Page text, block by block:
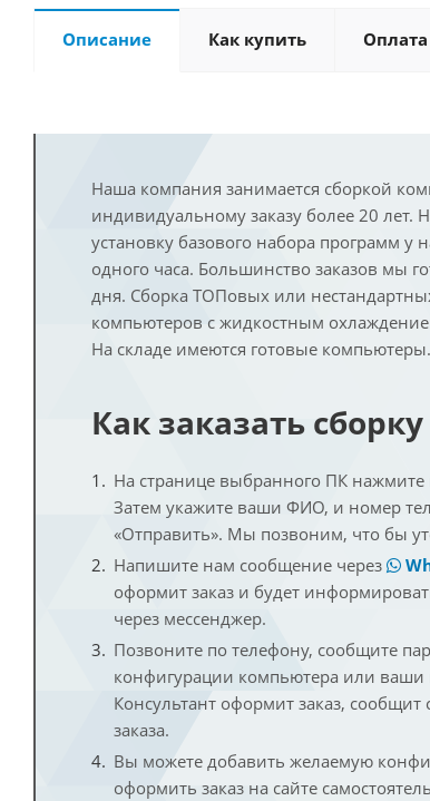
Описание Как купить Оплата
Наша компания занимается сборкой
индивидуальному заказу более 20 лет.
установку базового набора программ у
одного часа. Большинство заказов мы
дня. Сборка ТОПовых или
компьютеров с жидкостным
На складе имеются готовые компьютеры.
Как заказать
На странице выбранного ПК нажмите
Затем укажите ваши ФИО, и номер
«Отправить». Мы позвоним, что бы
Напишите нам сообщение через
оформит заказ и будет
через мессенджер.
Позвоните по телефону, сообщите
конфигурации компьютера или
Консультант оформит заказ,
заказа.
Вы можете добавить желаемую
оформить заказ на сайте